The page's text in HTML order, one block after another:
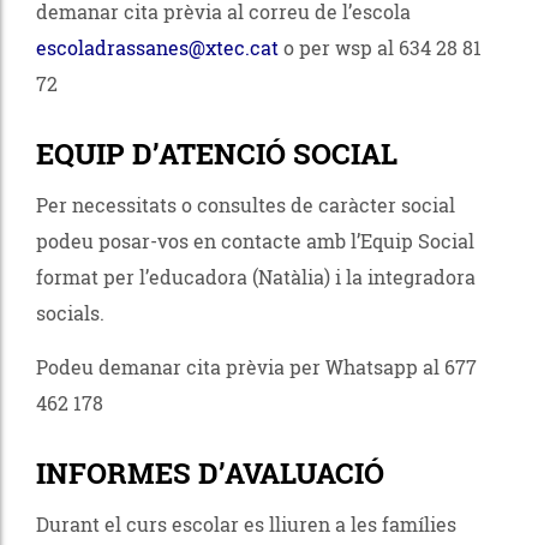
demanar cita prèvia al correu de l’escola
escoladrassanes@xtec.cat o per wsp al 634 28 81
72
EQUIP D’ATENCIÓ SOCIAL
Per necessitats o consultes de caràcter social
podeu posar-vos en contacte amb l’Equip Social
format per l’educadora (Natàlia) i la integradora
socials.
Podeu demanar cita prèvia per Whatsapp al 677
462 178
INFORMES D’AVALUACIÓ
Durant el curs escolar es lliuren a les famílies